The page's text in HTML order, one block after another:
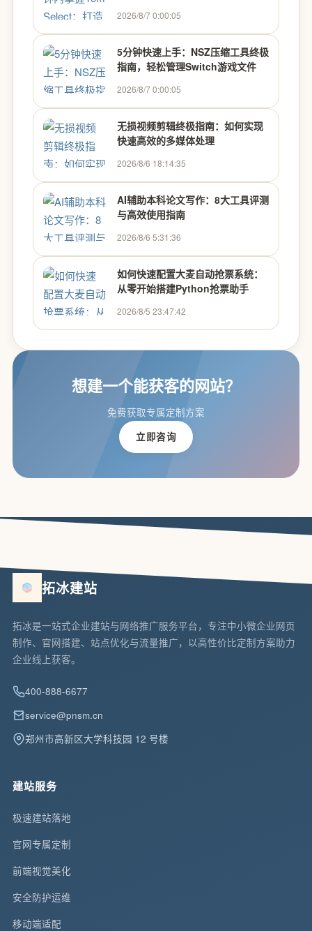
2026/8/7 0:00:05
5分钟快速上手：NSZ压缩工具终极
指南，轻松管理Switch游戏文件
2026/8/7 0:00:05
无损视频剪辑终极指南：如何实现
快速高效的多媒体处理
2026/8/6 18:14:35
AI辅助本科论文写作：8大工具评测
与高效使用指南
2026/8/6 5:31:36
如何快速配置大麦自动抢票系统：
从零开始搭建Python抢票助手
2026/8/5 23:47:42
想建一个能获客的网站？
免费获取专属定制方案
立即咨询
拓冰建站
拓冰是一站式企业建站与网络推广服务平台，专注中小微企业网页
制作、官网搭建、站点优化与流量推广，以高性价比定制方案助力
企业线上获客。
400-888-6677
service@pnsm.cn
郑州市高新区大学科技园 12 号楼
建站服务
极速建站落地
官网专属定制
前端视觉美化
安全防护运维
移动端适配